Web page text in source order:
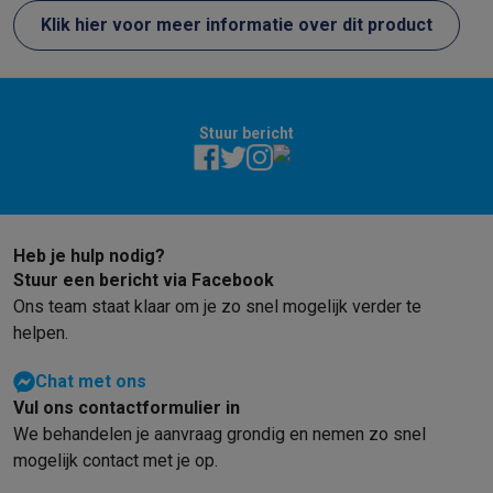
Refurbished
Refurbished smartphonesRefurbished tabletsRefurbished
Huishouden
Kleine keukentoestellen
Kleine keukentoestellen met ecocheques
Vaatwassers met ecochequesKoelkasten met ecocheques
Airco
Airco's met ecocheques
TV & audio
TV met ecocheques
Smartphones met ecocheques
Transport
Elektrische steps met ecocheques
Eco initiatieven
Klik hier voor meer informatie over dit product
Stuur bericht
Heb je hulp nodig?
Stuur een bericht via Facebook
Ons team staat klaar om je zo snel mogelijk verder te
helpen.
Chat met ons
Vul ons contactformulier in
We behandelen je aanvraag grondig en nemen zo snel
mogelijk contact met je op.